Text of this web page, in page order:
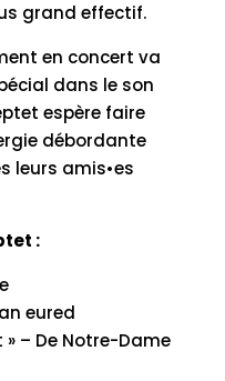
grand effectif.
en concert va
dans le son
espère faire
débordante
leurs amis•es
:
eured
» – De Notre-Dame